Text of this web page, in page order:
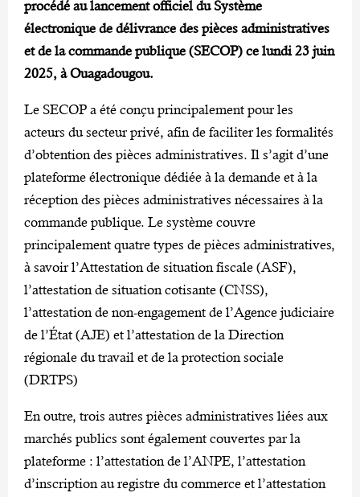
procédé au lancement officiel du Système
électronique de délivrance des pièces administratives
et de la commande publique (SECOP) ce lundi 23 juin
2025, à Ouagadougou.
Le SECOP a été conçu principalement pour les
acteurs du secteur privé, afin de faciliter les formalités
d’obtention des pièces administratives. Il s’agit d’une
plateforme électronique dédiée à la demande et à la
réception des pièces administratives nécessaires à la
commande publique. Le système couvre
principalement quatre types de pièces administratives,
à savoir l’Attestation de situation fiscale (ASF),
l’attestation de situation cotisante (CNSS),
l’attestation de non-engagement de l’Agence judiciaire
de l’État (AJE) et l’attestation de la Direction
régionale du travail et de la protection sociale
(DRTPS)
En outre, trois autres pièces administratives liées aux
marchés publics sont également couvertes par la
plateforme : l’attestation de l’ANPE, l’attestation
d’inscription au registre du commerce et l’attestation